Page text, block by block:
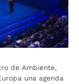
de Ambiente,
una agenda